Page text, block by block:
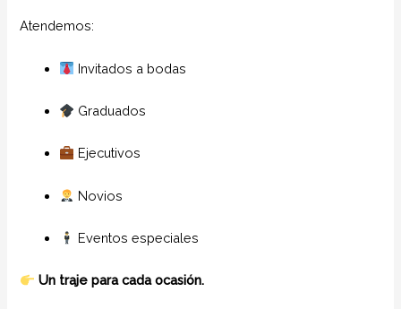
Atendemos:
Invitados a bodas
Graduados
Ejecutivos
Novios
Eventos especiales
Un traje para cada ocasión.